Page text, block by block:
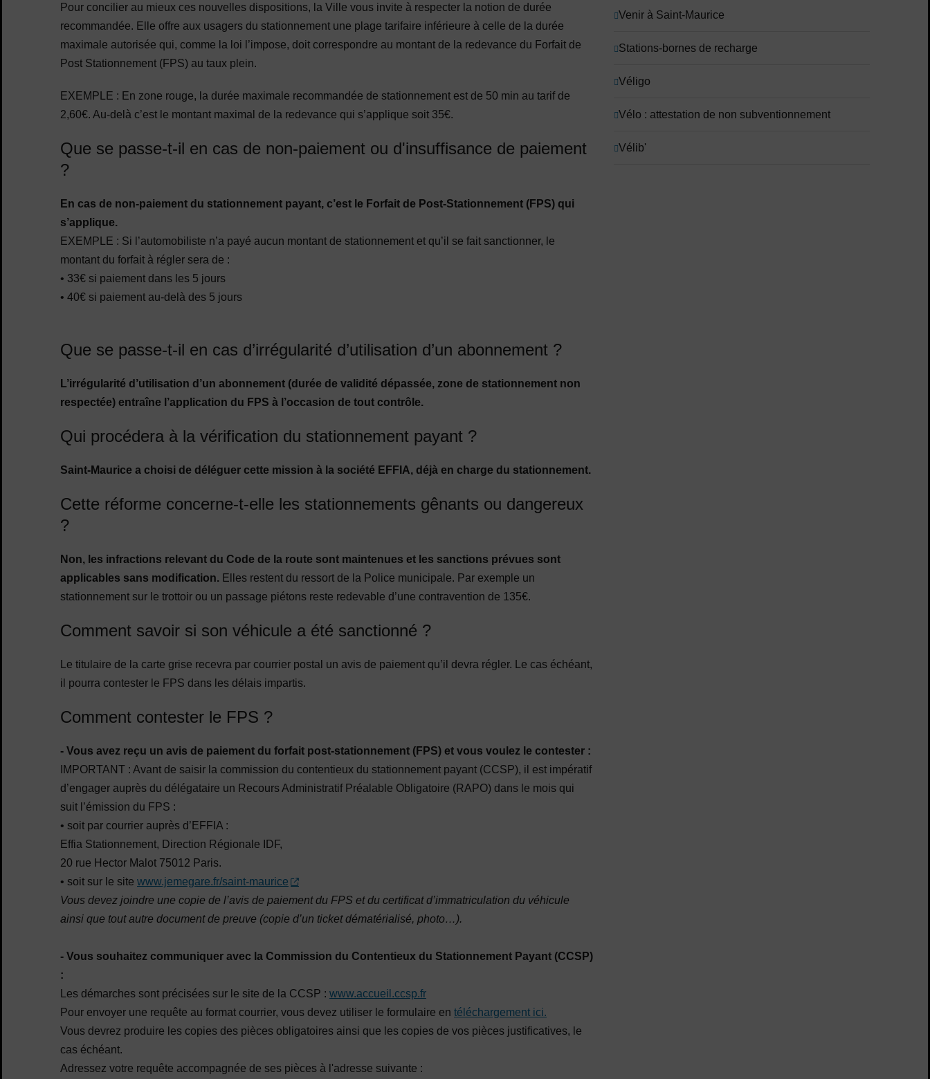
Pour concilier au mieux ces nouvelles dispositions, la Ville vous invite à respecter la notion de durée
recommandée. Elle offre aux usagers du stationnement une plage tarifaire inférieure à celle de la durée
maximale autorisée qui, comme la loi l’impose, doit correspondre au montant de la redevance du Forfait de
Post Stationnement (FPS) au taux plein.
EXEMPLE : En zone rouge, la durée maximale recommandée de stationnement est de 50 min au tarif de
2,60€. Au-delà c’est le montant maximal de la redevance qui s’applique soit 35€.
Que se passe-t-il en cas de non-paiement ou d'insuffisance de paiement
?
En cas de non-paiement du stationnement payant, c’est le Forfait de Post-Stationnement (FPS) qui
s’applique.
EXEMPLE : Si l’automobiliste n’a payé aucun montant de stationnement et qu’il se fait sanctionner, le
montant du forfait à régler sera de :
• 33€ si paiement dans les 5 jours
• 40€ si paiement au-delà des 5 jours
Que se passe-t-il en cas d’irrégularité d’utilisation d’un abonnement ?
L’irrégularité d’utilisation d’un abonnement (durée de validité dépassée, zone de stationnement non
respectée) entraîne l’application du FPS à l’occasion de tout contrôle.
Qui procédera à la vérification du stationnement payant ?
Saint-Maurice a choisi de déléguer cette mission à la société EFFIA, déjà en charge du stationnement.
Cette réforme concerne-t-elle les stationnements gênants ou dangereux
?
Non, les infractions relevant du Code de la route sont maintenues et les sanctions prévues sont
applicables sans modification. Elles restent du ressort de la Police municipale. Par exemple un
stationnement sur le trottoir ou un passage piétons reste redevable d’une contravention de 135€.
Comment savoir si son véhicule a été sanctionné ?
Le titulaire de la carte grise recevra par courrier postal un avis de paiement qu’il devra régler. Le cas échéant,
il pourra contester le FPS dans les délais impartis.
Comment contester le FPS ?
- Vous avez reçu un avis de paiement du forfait post-stationnement (FPS) et vous voulez le contester :
IMPORTANT : Avant de saisir la commission du contentieux du stationnement payant (CCSP), il est impératif
d’engager auprès du délégataire un Recours Administratif Préalable Obligatoire (RAPO) dans le mois qui
suit l’émission du FPS :
• soit par courrier auprès d’EFFIA :
Effia Stationnement, Direction Régionale IDF,
20 rue Hector Malot 75012 Paris.
• soit sur le site www.jemegare.fr/saint-maurice
Vous devez joindre une copie de l’avis de paiement du FPS et du certificat d’immatriculation du véhicule
ainsi que tout autre document de preuve (copie d’un ticket dématérialisé, photo…).
- Vous souhaitez communiquer avec la Commission du Contentieux du Stationnement Payant (CCSP)
:
Les démarches sont précisées sur le site de la CCSP : www.accueil.ccsp.fr
Pour envoyer une requête au format courrier, vous devez utiliser le formulaire en téléchargement ici.
Vous devrez produire les copies des pièces obligatoires ainsi que les copies de vos pièces justificatives, le
cas échéant.
Adressez votre requête accompagnée de ses pièces à l'adresse suivante :
Venir à Saint-Maurice
Stations-bornes de recharge
Véligo
Vélo : attestation de non subventionnement
Vélib'